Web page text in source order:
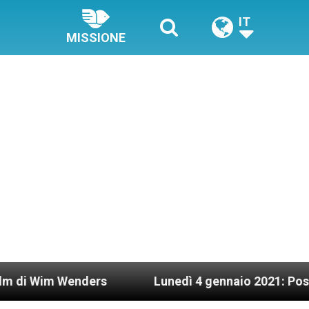
MISSIONE
IT
Lunedì 4 gennaio 2021: Possesso